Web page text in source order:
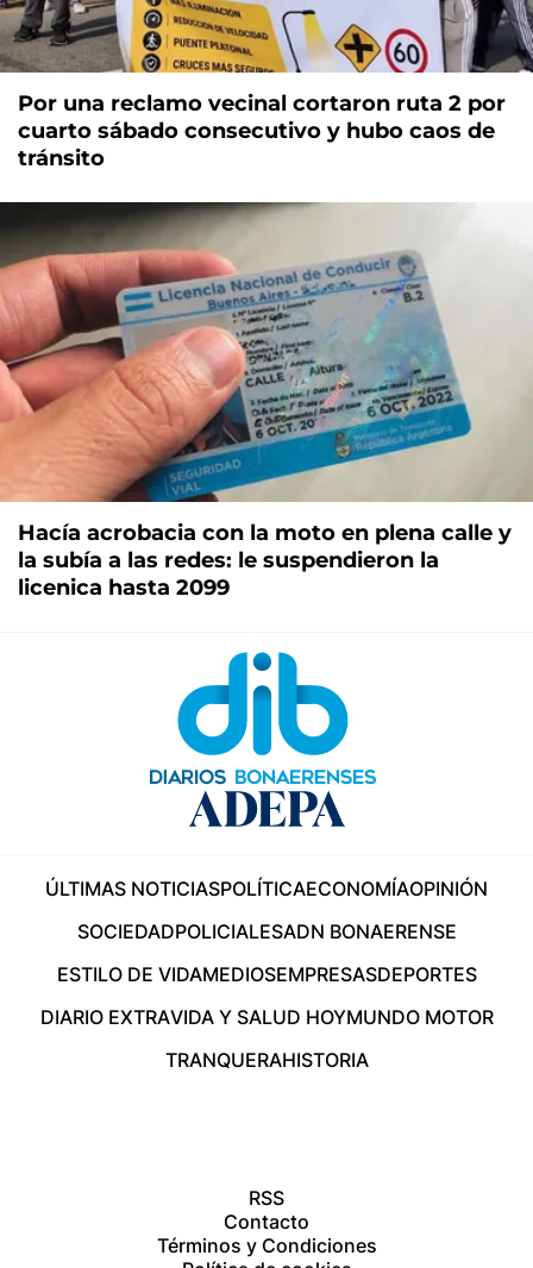
Por una reclamo vecinal cortaron ruta 2 por
cuarto sábado consecutivo y hubo caos de
tránsito
Hacía acrobacia con la moto en plena calle y
la subía a las redes: le suspendieron la
licenica hasta 2099
ÚLTIMAS NOTICIASPOLÍTICAECONOMÍAOPINIÓN
SOCIEDADPOLICIALESADN BONAERENSE
ESTILO DE VIDAMEDIOSEMPRESASDEPORTES
DIARIO EXTRAVIDA Y SALUD HOYMUNDO MOTOR
TRANQUERAHISTORIA
RSS
Contacto
Términos y Condiciones